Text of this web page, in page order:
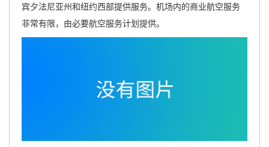
宾夕法尼亚州和纽约西部提供服务。机场内的商业航空服务
非常有限，由必要航空服务计划提供。